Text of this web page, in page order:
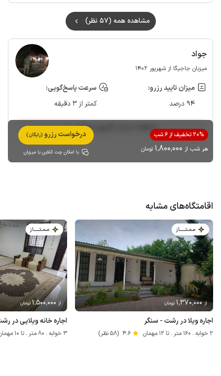
مشاهده همه (57 نظر)
جواد
میزبان جاجیگا از شهریور 1402
میزان تایید رزرو:
94 درصد
سرعت پاسخ‌گویی:
کمتر از 3 دقیقه
مشاهده حساب کاربری میزبان
20% تخفیف از 6 شب
هر شب از 1٬800٬000 تومان
درخواست رزرو (رایگان)
با امکان چت آنلاین با میزبان
اقامتگاه‌های مشابه
مـمـتــــــاز
از 1٬370٬000 تومان
اجاره ویلا در رشت - سنگر
2 خوابه . 160 متر . تا 12 مهمان 4.6 (58 نظر)
مـمـتــــــاز
از 1٬500٬000تومان
اجاره خانه ویلایی در
3 خوابه . 80 متر . تا 10 مهمان